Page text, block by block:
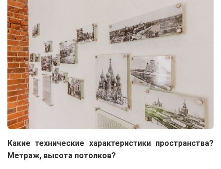
Какие технические характеристики пространства?
Метраж, высота потолков?